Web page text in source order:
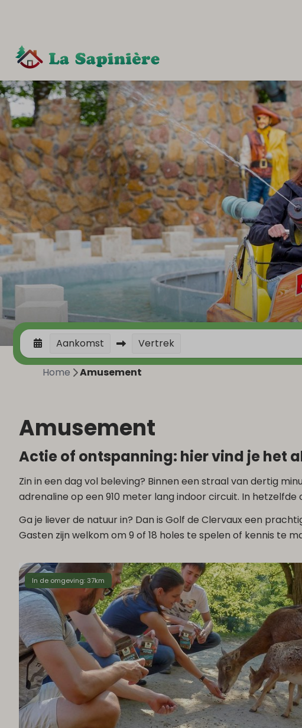
Aankomst Vertrek
Home Amusement
Amusement
Actie of ontspanning: hier vind je het
Zin in een dag vol beleving? Binnen een straal van dertig
adrenaline op een 910 meter lang indoor circuit. In
Ga je liever de natuur in? Dan is Golf de Clervaux een
Gasten zijn welkom om 9 of 18 holes te spelen of kennis te
In de omgeving: 37km